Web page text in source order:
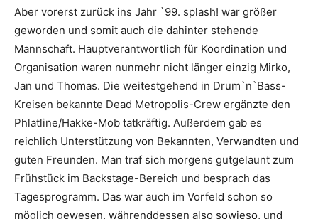
Aber vorerst zurück ins Jahr `99. splash! war größer
geworden und somit auch die dahinter stehende
Mannschaft. Hauptverantwortlich für Koordination und
Organisation waren nunmehr nicht länger einzig Mirko,
Jan und Thomas. Die weitestgehend in Drum`n`Bass-
Kreisen bekannte Dead Metropolis-Crew ergänzte den
Phlatline/Hakke-Mob tatkräftig. Außerdem gab es
reichlich Unterstützung von Bekannten, Verwandten und
guten Freunden. Man traf sich morgens gutgelaunt zum
Frühstück im Backstage-Bereich und besprach das
Tagesprogramm. Das war auch im Vorfeld schon so
möglich gewesen, währenddessen also sowieso, und